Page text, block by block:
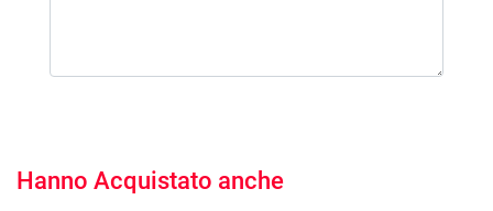
Hanno Acquistato anche